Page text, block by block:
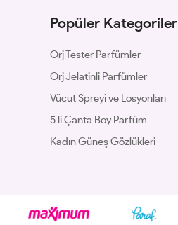
Popüler Kategoriler
Orj Tester Parfümler
Orj Jelatinli Parfümler
Vücut Spreyi ve Losyonları
5 li Çanta Boy Parfüm
Kadın Güneş Gözlükleri